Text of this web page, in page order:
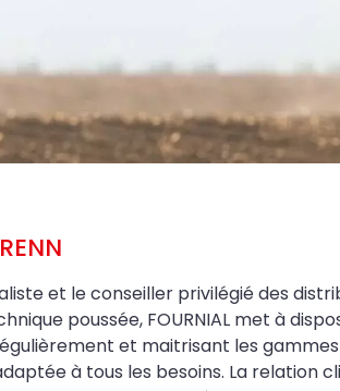
et le conseiller privilégié des
poussée, FOURNIAL met à
et maitrisant les
à tous les besoins. La relation